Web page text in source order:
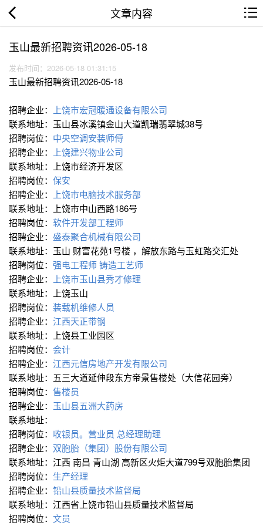
文章内容
玉山最新招聘资讯2026-05-18
发布时间：2026-05-18 01:31:15
玉山最新招聘资讯2026-05-18
招聘企业：
上饶市宏冠暖通设备有限公司
联系地址：玉山县冰溪镇金山大道凯瑞翡翠城38号
招聘岗位： 中央空调安装师傅
招聘企业：
上饶建兴物业公司
联系地址：上饶市经济开发区
招聘岗位： 保安
招聘企业：
上饶市电脑技术服务部
联系地址：上饶市中山西路186号
招聘岗位： 软件开发部工程师
招聘企业： 盛泰聚合机械有限公司
联系地址：玉山 财富花苑1号楼 ，解放东路与玉虹路交汇处
招聘岗位： 强电工程师铸造工艺师
招聘企业：
上饶市玉山县秀才修理
联系地址：上饶玉山
招聘岗位： 装载机维修人员
招聘企业： 江西天正带钢
联系地址：上饶县工业园区
招聘岗位： 会计
招聘企业： 江西元信房地产开发有限公司
联系地址：五三大道延伸段东方帝景售楼处（大信花园旁）
招聘岗位： 售楼员
招聘企业： 玉山县五洲大药房
联系地址：
招聘岗位： 收银员。营业员 总经理助理
招聘企业： 双胞胎（集团）股份有限公司
联系地址：江西 南昌 青山湖 高新区火炬大道799号双胞胎集团
招聘岗位： 生产经理
招聘企业： 铅山县质量技术监督局
联系地址：江西省上饶市铅山县质量技术监督局
招聘岗位： 文员